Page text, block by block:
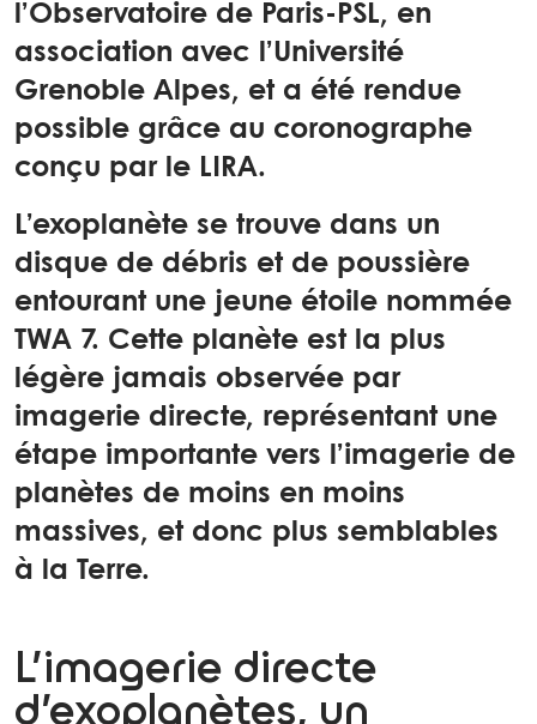
l’Observatoire de Paris-PSL, en
association avec l’Université
Grenoble Alpes, et a été rendue
possible grâce au coronographe
conçu par le LIRA.
L’exoplanète se trouve dans un
disque de débris et de poussière
entourant une jeune étoile nommée
TWA 7. Cette planète est la plus
légère jamais observée par
imagerie directe, représentant une
étape importante vers l’imagerie de
planètes de moins en moins
massives, et donc plus semblables
à la Terre.
L’imagerie directe
d’exoplanètes, un